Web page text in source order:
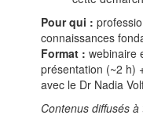
Pour qui :
connaissances
Format : webinaire
présentation (~2 h)
avec le Dr Nadia
Contenus diffusés